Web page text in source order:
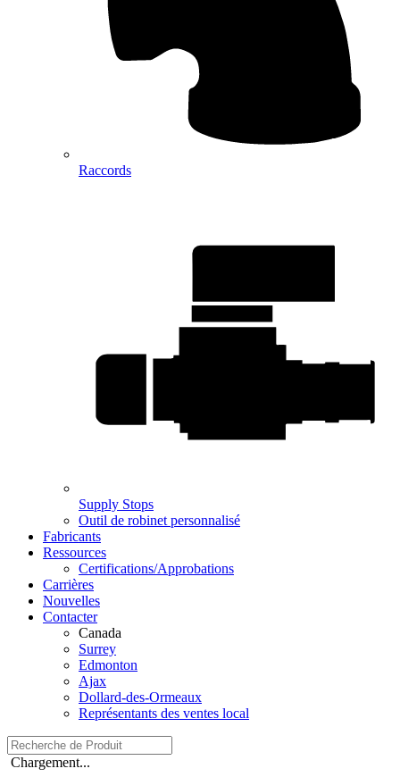
Raccords
Supply Stops
Outil de robinet personnalisé
Fabricants
Ressources
Certifications/Approbations
Carrières
Nouvelles
Contacter
Canada
Surrey
Edmonton
Ajax
Dollard-des-Ormeaux
Représentants des ventes local
Chargement...